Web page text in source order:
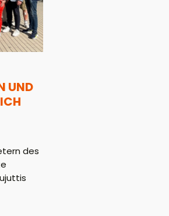
UND
des